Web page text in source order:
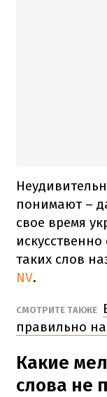
понимают –
свое время
таких слов
NV.
СМОТРИТЕ ТАКЖЕ
правильно
Какие
слова не